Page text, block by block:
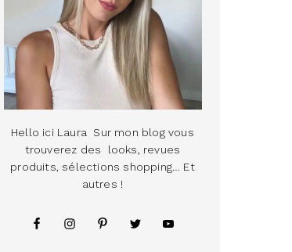
Hello ici Laura Sur mon blog vous
trouverez des looks, revues
produits, sélections shopping… Et
autres !